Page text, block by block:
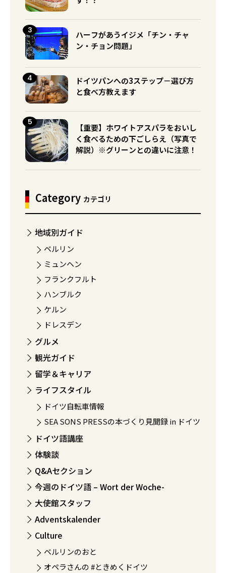
ハーフがあうイジメ「チン・チャ
ン・チョン問題」
ドイツパンへの3ステップ－選び方
と食べ方教えます
【重要】ホワイトアスパラをおいし
く食べるための下ごしらえ（写真で
解説）※グリーンとの違いに注意！
Category カテゴリ
地域別ガイド
ベルリン
ミュンヘン
フランクフルト
ハンブルク
ケルン
ドレスデン
グルメ
観光ガイド
留学＆キャリア
ライフスタイル
ドイツ自転車情報
SEA SONS PRESSの本づくり見聞録 in ドイツ
ドイツ語講座
体験談
Q&Aセクション
今週のドイツ語 – Wort der Woche-
大使館スタッフ
Adventskalender
Culture
ベルリンのおと
オペラさんの #ときめくドイツ